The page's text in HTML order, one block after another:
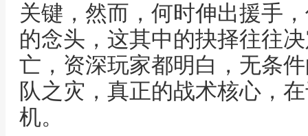
关键，然而，何时伸出援手
的念头，这其中的抉择往往
亡，资深玩家都明白，无条
队之灾，真正的战术核心，
机。